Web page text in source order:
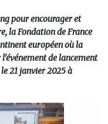
pour encourager et
la Fondation de France
européen où la
de lancement
21 janvier 2025 à